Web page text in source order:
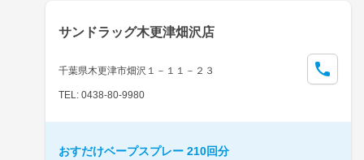
サンドラッグ木更津畑沢店
千葉県木更津市畑沢１－１１－２３
TEL: 0438-80-9980
おすだけベープスプレー 210回分